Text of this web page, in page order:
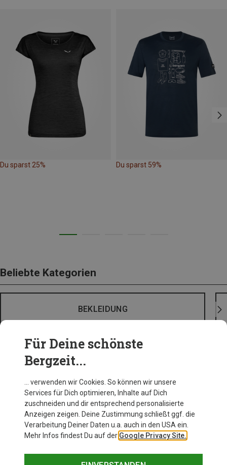
Du sparst 25% Du sparst 59%
Beliebte Kategorien
BEKLEIDUNG
Für Deine schönste
Bergzeit...
… verwenden wir Cookies. So können wir unsere
Services für Dich optimieren, Inhalte auf Dich
zuschneiden und dir entsprechend personalisierte
Anzeigen zeigen. Deine Zustimmung schließt ggf. die
Verarbeitung Deiner Daten u.a. auch in den USA ein.
Mehr Infos findest Du auf der Google Privacy Site.